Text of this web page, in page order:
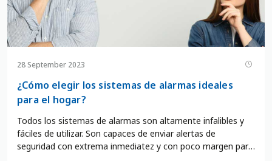
28 September 2023
¿Cómo elegir los sistemas de alarmas ideales
para el hogar?
Todos los sistemas de alarmas son altamente infalibles y
fáciles de utilizar. Son capaces de enviar alertas de
seguridad con extrema inmediatez y con poco margen para